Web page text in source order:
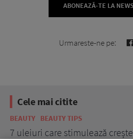
ABONEAZĂ-TE LA
Urmareste-ne pe:
Cele mai citite
BEAUTY BEAUTY TIPS
7 uleiuri care stimulează